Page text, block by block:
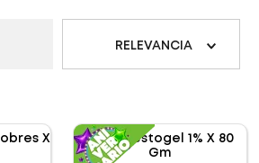
RELEVANCIA